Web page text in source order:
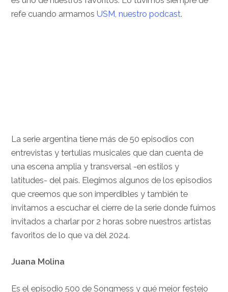
refe cuando armamosUSM, nuestro podcast.
La serie argentina tiene más de 50 episodios con
entrevistas y tertulias musicales que dan cuenta de
una escena amplia y transversal -en estilos y
latitudes- del país. Elegimos algunos de los episodios
que creemos que son imperdibles y también te
invitamos a escuchar el cierre de la serie donde fuimos
invitados a charlar por 2 horas sobre nuestros artistas
favoritos de lo que va del 2024.
Juana Molina
Es el episodio 500 de Songmess y qué mejor festejo